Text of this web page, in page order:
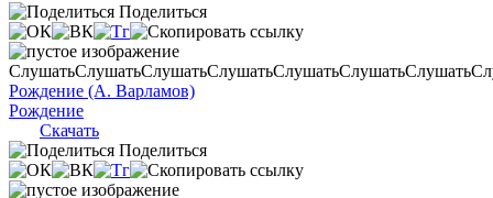
Поделиться
СлушатьСлушатьСлушатьСлушатьСлушатьСлушатьСлушать
Рождение (А. Варламов)
Рождение
Скачать
Поделиться